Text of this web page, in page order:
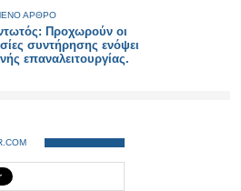
ΑΡΘΡΟ
Προχωρούν οι
συντήρησης ενόψει
επαναλειτουργίας.